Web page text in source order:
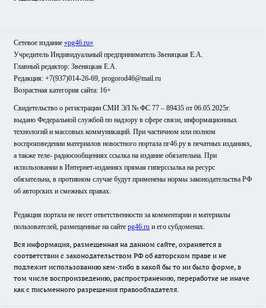
Сетевое издание «pg46.ru»
Учредитель Индивидуальный предприниматель Звеняцкая Е.А.
Главный редактор: Звеняцкая Е.А.
Редакция: +7(937)014-26-69, progorod46@mail.ru
Возрастная категория сайта: 16+
Свидетельство о регистрации СМИ ЭЛ № ФС 77 – 89435 от 06.05.2025г.
выдано Федеральной службой по надзору в сфере связи, информационных
технологий и массовых коммуникаций. При частичном или полном
воспроизведении материалов новостного портала пг46.ру в печатных изданиях,
а также теле- радиосообщениях ссылка на издание обязательна. При
использовании в Интернет-изданиях прямая гиперссылка на ресурс
обязательна, в противном случае будут применены нормы законодательства РФ
об авторских и смежных правах.
Редакция портала не несет ответственности за комментарии и материалы
пользователей, размещенные на сайте pg46.ru и его субдоменах.
Вся информация, размещенная на данном сайте, охраняется в
соответствии с законодательством РФ об авторском праве и не
подлежит использованию кем-либо в какой бы то ни было форме, в
том числе воспроизведению, распространению, переработке не иначе
как с письменного разрешения правообладателя.